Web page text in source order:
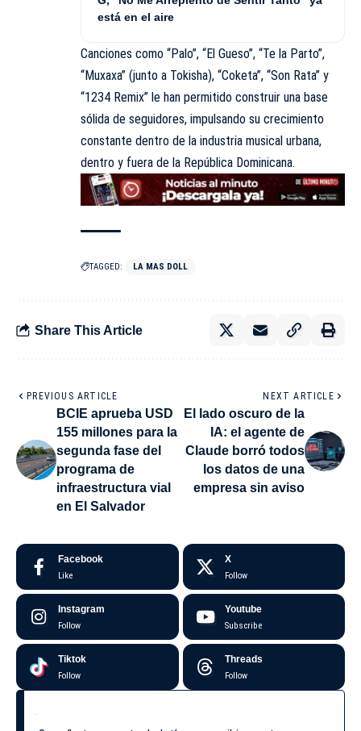
está en el aire
Canciones como “Palo”, “El Gueso”, “Te la Parto”,
“Muxaxa” (junto a Tokisha), “Coketa”, “Son Rata” y
“1234 Remix” le han permitido construir una base
sólida de seguidores, impulsando su crecimiento
constante dentro de la industria musical urbana,
dentro y fuera de la República Dominicana.
TAGGED: LA MAS DOLL
Share This Article
PREVIOUS ARTICLE
BCIE aprueba USD
155 millones para la
segunda fase del
programa de
infraestructura vial
en El Salvador
NEXT ARTICLE
El lado oscuro de la
IA: el agente de
Claude borró todos
los datos de una
empresa sin aviso
Facebook
Like
X
Follow
Instagram
Follow
Youtube
Subscribe
Tiktok
Follow
Threads
Follow